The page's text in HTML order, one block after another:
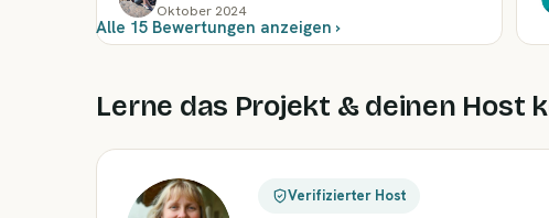
Oktober 2024
Alle 15 Bewertungen anzeigen ›
Lerne das Projekt & deinen Host
Verifizierter Host